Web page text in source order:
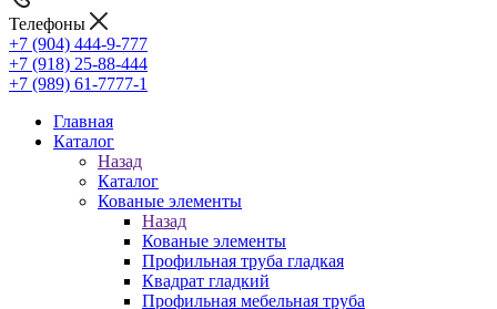
Телефоны
+7 (904) 444-9-777
+7 (918) 25-88-444
+7 (989) 61-7777-1
Главная
Каталог
Назад
Каталог
Кованые элементы
Назад
Кованые элементы
Профильная труба гладкая
Квадрат гладкий
Профильная мебельная труба